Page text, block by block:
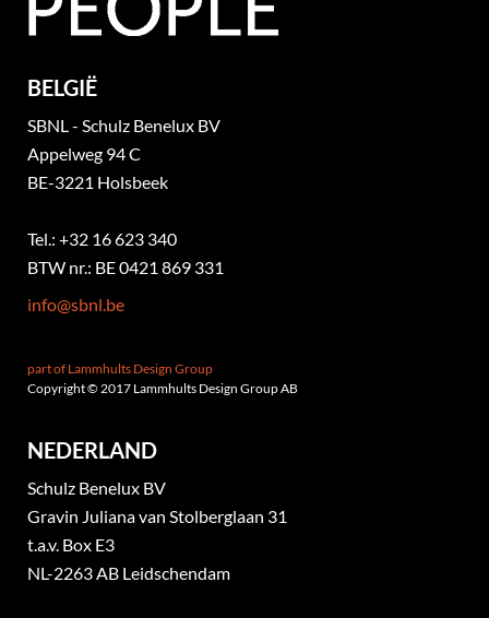
BELGIË
SBNL - Schulz Benelux BV
Appelweg 94 C
BE-3221 Holsbeek
Tel.: +32 16 623 340
BTW nr.: BE 0421 869 331
info@sbnl.be
part of Lammhults Design Group
Copyright © 2017 Lammhults Design Group AB
NEDERLAND
Schulz Benelux BV
Gravin Juliana van Stolberglaan 31
t.a.v. Box E3
NL-2263 AB Leidschendam